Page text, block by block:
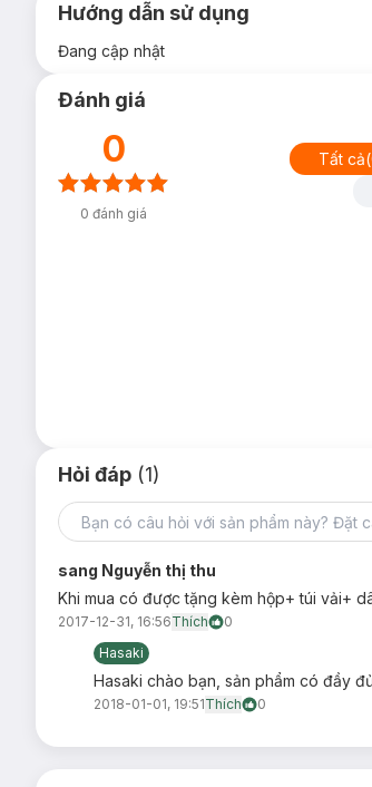
Hướng dẫn sử dụng
Đang cập nhật
Đánh giá
0
0 đánh giá
Tất cả(
Hỏi đáp (1)
sang Nguyễn thị thu
Khi mua có được tặng kèm hộp+ túi vải+
2017-12-31, 16:56Thích
0
Hasaki
Hasaki chào bạn, sản phẩm có đầy
2018-01-01, 19:51Thích 0